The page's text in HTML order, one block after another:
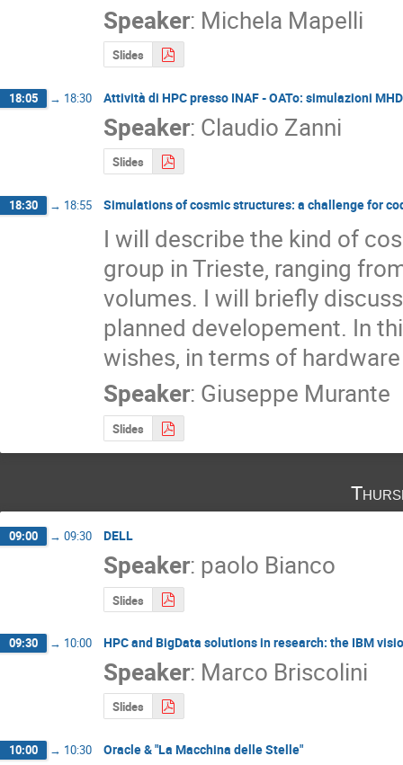
Speaker: Michela Mapelli
Slides
18:05 → 18:30 Attività di HPC presso INAF - OATo: simulazioni
Speaker: Claudio Zanni
Slides
18:30 → 18:55 Simulations of cosmic structures: a challenge for
I will describe the kind of
group in Trieste, ranging
volumes. I will briefly
planned developement. In
wishes, in terms of
Speaker: Giuseppe Murante
Slides
09:00 → 09:30 DELL
Speaker: paolo Bianco
Slides
09:30 → 10:00 HPC and BigData solutions in research: the IBM
Speaker: Marco Briscolini
Slides
10:00 → 10:30 Oracle & "La Macchina delle Stelle"